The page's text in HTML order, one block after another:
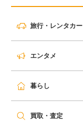
旅行・レンタカー
エンタメ
暮らし
買取・査定